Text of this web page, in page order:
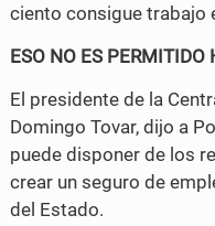
ciento consigue trabajo
ESO NO ES PERMITIDO
El presidente de la
Domingo Tovar, dijo a
puede disponer de los
crear un seguro de
del Estado.